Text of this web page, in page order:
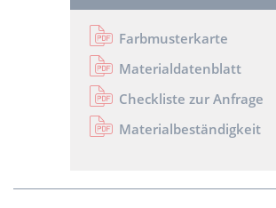
Farbmusterkarte
Materialdatenblatt
Checkliste zur Anfrage
Materialbeständigkeit